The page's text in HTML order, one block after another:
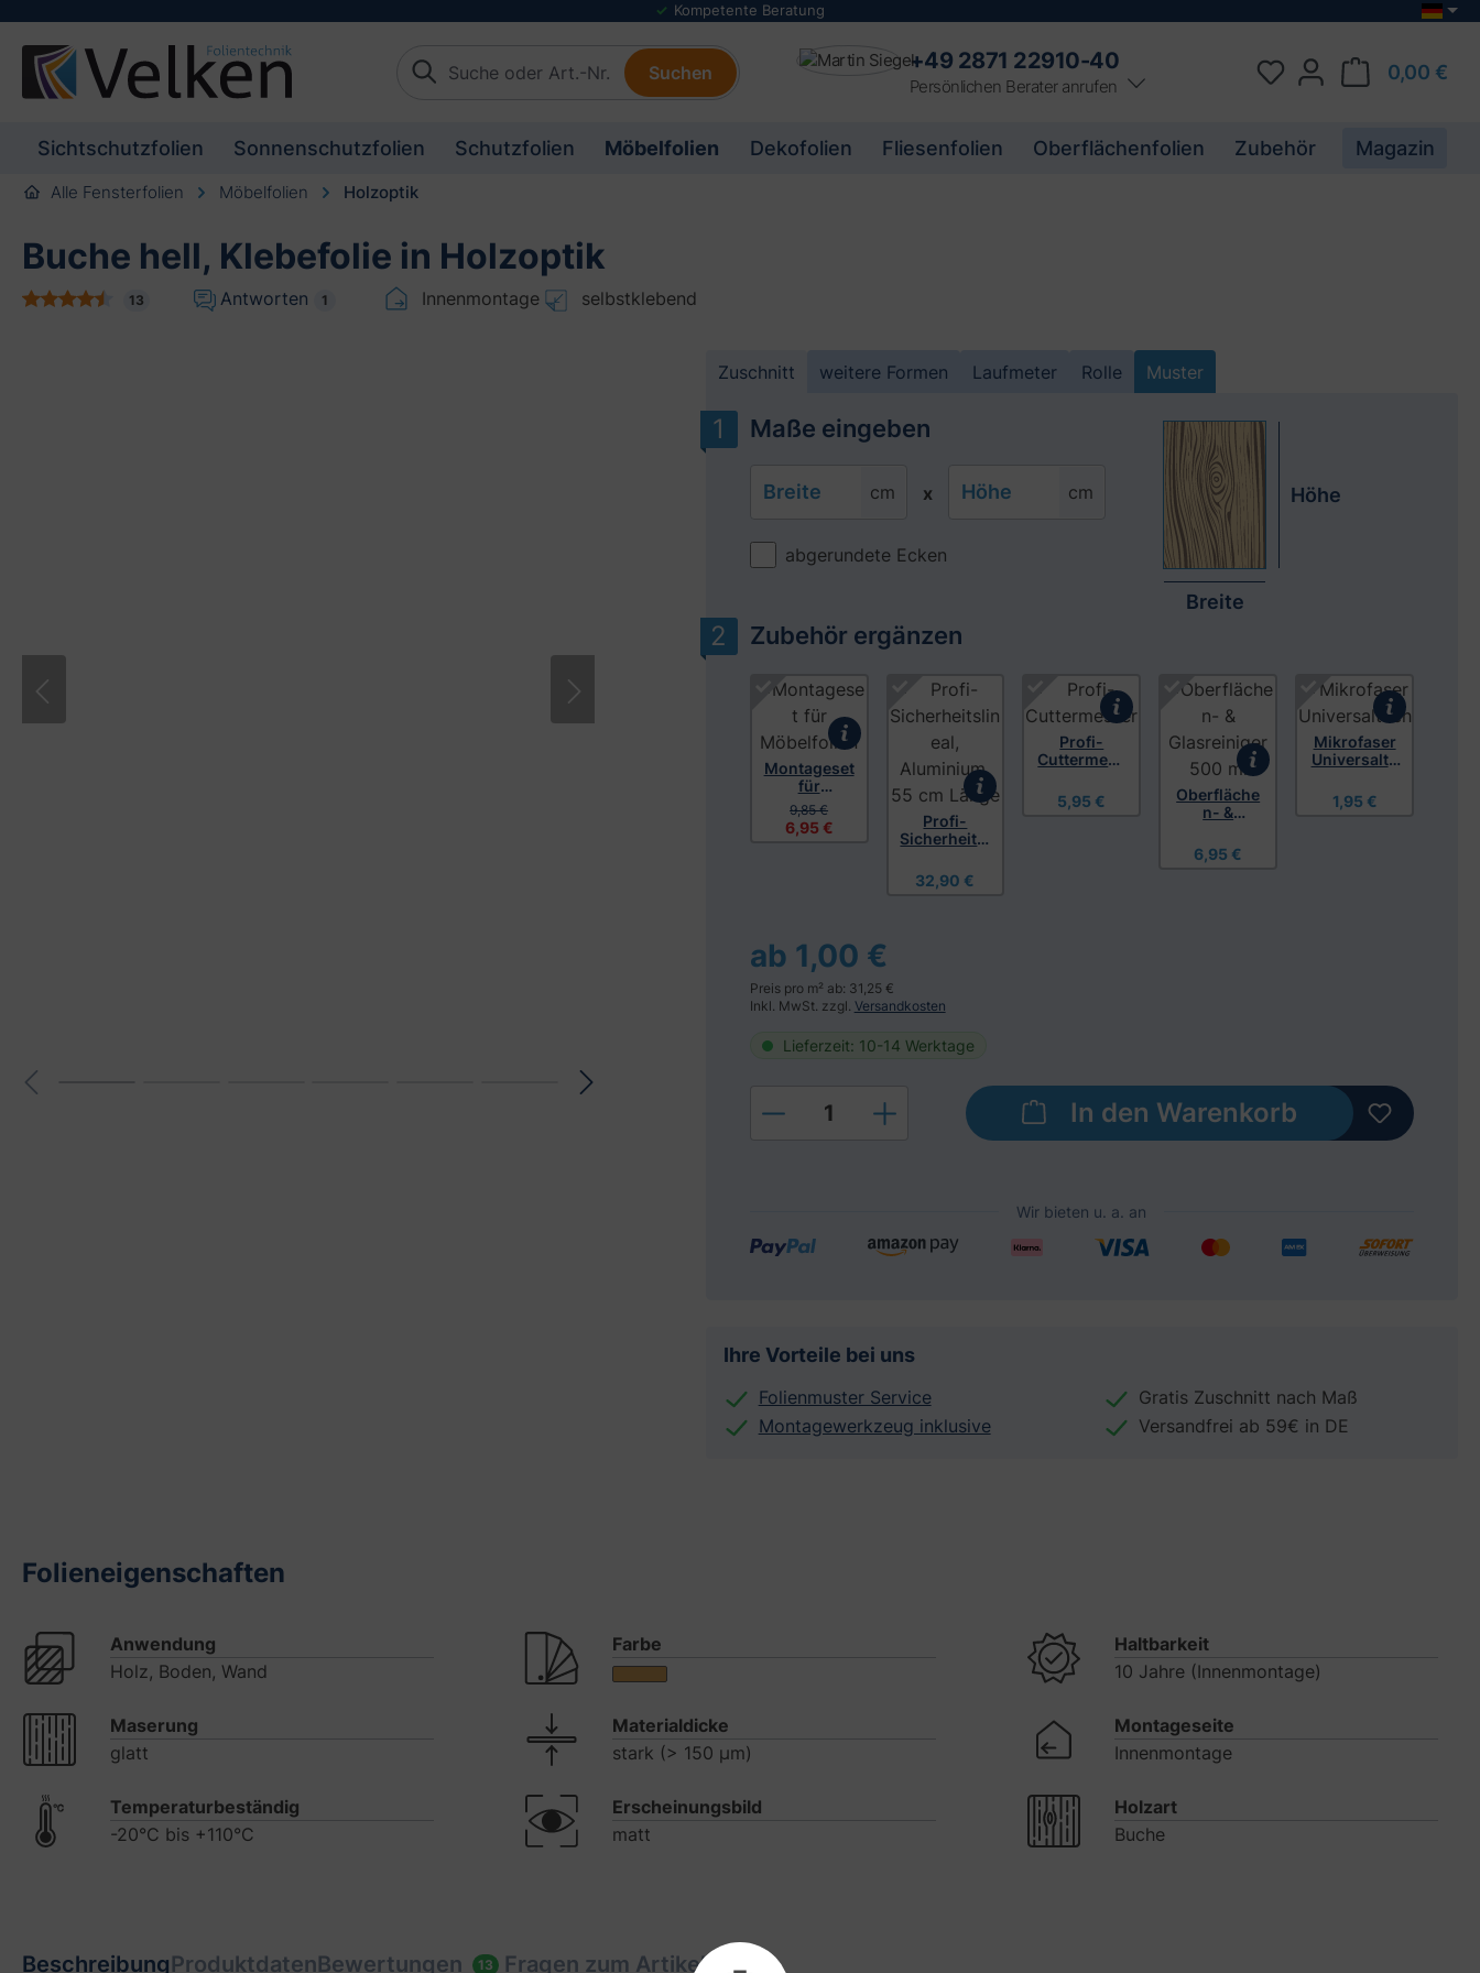
springen Zur Beschreibung springen
Folienmuster Service
Suchen +49 2871 22910-40
Persönlichen Berater anrufen
0,00 €
Sichtschutzfolien Sonnenschutzfolien Schutzfolien Möbelfolien Dekofolien Fliesenfolien Oberflächenfolien Zubehör Magazin
Alle Fensterfolien Möbelfolien Holzoptik
Buche hell, Klebefolie in Holzoptik
13 Antworten 1 Innenmontage selbstklebend
Zuschnitt weitere Formen Laufmeter Rolle Muster
Maße eingeben
Höhe cm
Breite cm x
abgerundete Ecken
Höhe
Breite
Zubehör ergänzen
Montageset
für
Möbelfolien
6,95 €
9,85 €
Profi-
Sicherheitsl
Aluminium,
55 cm
32,90 €
Profi-
Cuttermess
5,95 €
Oberfläche
n- &
r 500 ml
6,95 €
Mikrofaser
Universaltu
1,95 €
ab 1,00 €
Preis pro m² ab: 31,25 €
Inkl. MwSt. zzgl. Versandkosten
Lieferzeit: 10-14 Werktage
Produkt Anzahl: Gib den gewünschten Wert ein oder
In den Warenkorb
Ihre Vorteile bei uns
Folienmuster Service
Gratis Zuschnitt nach Maß
Montagewerkzeug inklusive
Versandfrei ab 59€ in DE
Folieneigenschaften
Anwendung
Holz, Boden, Wand
Farbe
Haltbarkeit
10 Jahre (Innenmontage)
Maserung
glatt
Materialdicke
stark (> 150 µm)
Montageseite
Innenmontage
Temperaturbeständig
-20°C bis +110°C
Erscheinungsbild
matt
Holzart
Buche
BeschreibungProduktdatenBewertungen 13 Fragen zum Artikel